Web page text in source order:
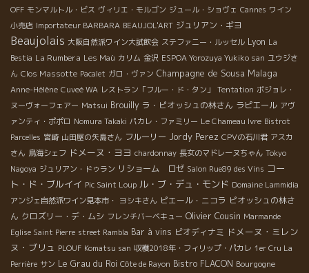
OFF モンマルトル・ビス ヴィリエ・モルゴン ジュール・ショヴェ Cannes ワイン
小売店 Importateur BARBARA BEAUJOL'ART ジュリアン・ギヨ
Beaujolais 大阪自然派ワイン大試飲会 ステファニー・ルッセル Lyon La
Bestia La Rumbera Les Maù カリム 金沢 ESPOA Yorozuya Yukiko san ユウジさ
ん Clos Massotte Pacalet ガロ・ヴァン Champagne de Sousa Malaga
Anne-Hélène Cuveé WA レストラン「フルー・ド・タン」 Tentation ボジョレ・
ヌーヴォーフェアー Matsui Brouilly ラ・ピオッシュの林さん ラピエール アヴ
ァンティ・ポポロ Nomura Takaki パカレ・ファミリー Le Chameau Ivre Bistrot
Parcelles 宮崎 山田屋の矢島さん フルーリー Jordy Perez CPVの石川君 アスカ
さん 鳥海シェフ ドメーヌ・ヨヨ chardonnay 長女のマドレーヌちゃん Tokyo
Nagoya ジュリアン・ドゥラン リショーム ロゼ Salon Rue89 des Vins コー
ト・ド・ブルイイ Pic Saint Loup ル・ブ・デュ・モンド Domaine Lammidia
アンジェ自然派ワイン見本市・ ヨシキさん ピエール・ニコラ ピオッシュの林さ
ん クロズリー・デ・ムシ フレンチバーベキュー Olivier Cousin Marmande
Eglise Saint Pierre street Rambla Bar à vins ビオディナミ ドメーヌ・ミレン
ヌ・ブリュ PLOUF Komatsu san 収穫2018年・フィリップ・パカレ 1er Cru La
Perrière サン Le Grau du Roi Côte de Rayon Bistro FLACON Bourgogne